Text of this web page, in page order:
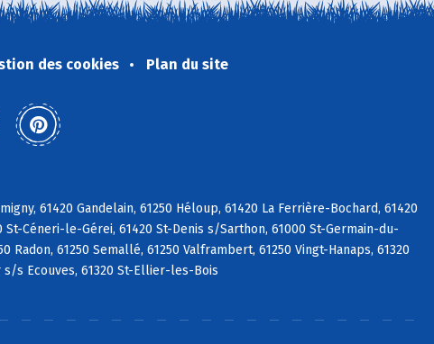
des cookies Plan du site
61420 Gandelain, 61250 Héloup, 61420 La Ferrière-Bochard, 61420
St-Céneri-le-Gérei, 61420 St-Denis s/Sarthon, 61000 St-Germain-du-
Radon, 61250 Semallé, 61250 Valframbert, 61250 Vingt-Hanaps, 61320
s/s Ecouves, 61320 St-Ellier-les-Bois